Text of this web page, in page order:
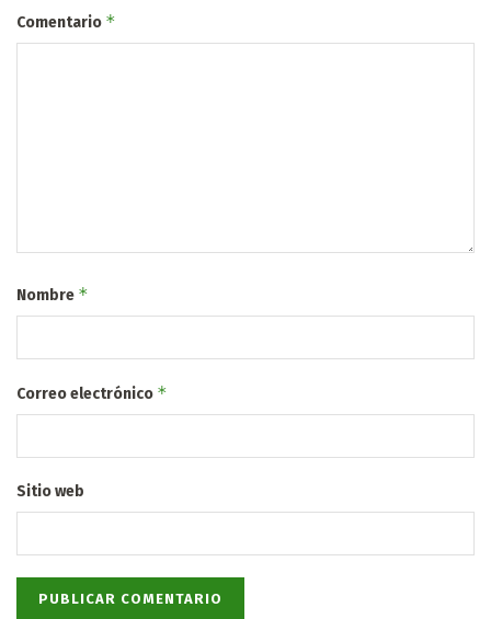
Comentario *
Nombre *
Correo electrónico *
Sitio web